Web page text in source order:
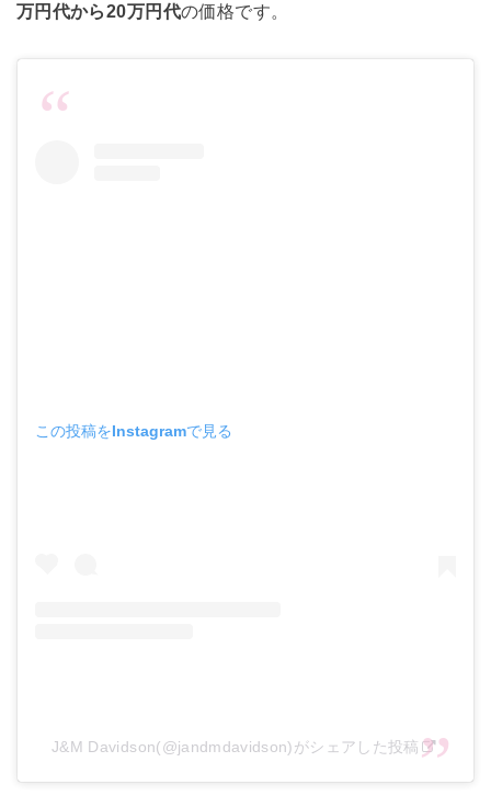
万円代から20万円代の価格です。
この投稿をInstagramで見る
J&M Davidson(@jandmdavidson)がシェアした投稿